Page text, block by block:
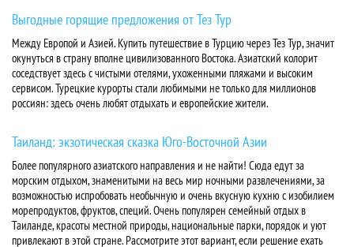
Выгодные горящие предложения от Тез Тур
Между Европой и Азией. Купить путешествие в Турцию через Тез Тур, значит
окунуться в страну вполне цивилизованного Востока. Азиатский колорит
соседствует здесь с чистыми отелями, ухоженными пляжами и высоким
сервисом. Турецкие курорты стали любимыми не только для миллионов
россиян: здесь очень любят отдыхать и европейские жители.
Таиланд: экзотическая сказка Юго-Восточной Азии
Более популярного азиатского направления и не найти! Сюда едут за
морским отдыхом, знаменитыми на весь мир ночными развлечениями, за
возможностью испробовать необычную и очень вкусную кухню с изобилием
морепродуктов, фруктов, специй. Очень популярен семейный отдых в
Таиланде, красоты местной природы, национальные парки, порядок и уют
привлекают в этой стране. Рассмотрите этот вариант, если решение ехать